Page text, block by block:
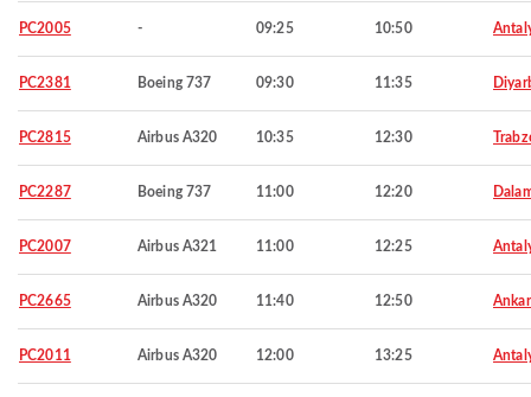
PC2005 - 09:25 10:50
PC2381 Boeing 737 09:30 11:35
PC2815 Airbus A320 10:35 12:30
PC2287 Boeing 737 11:00 12:20
PC2007 Airbus A321 11:00 12:25
PC2665 Airbus A320 11:40 12:50
PC2011 Airbus A320 12:00 13:25